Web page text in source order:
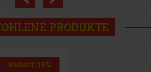
PRODUKTE